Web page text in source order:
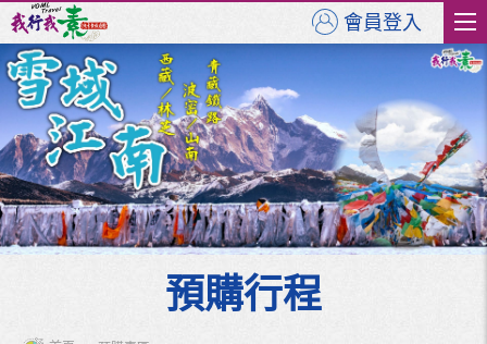
會員登入
預購行程